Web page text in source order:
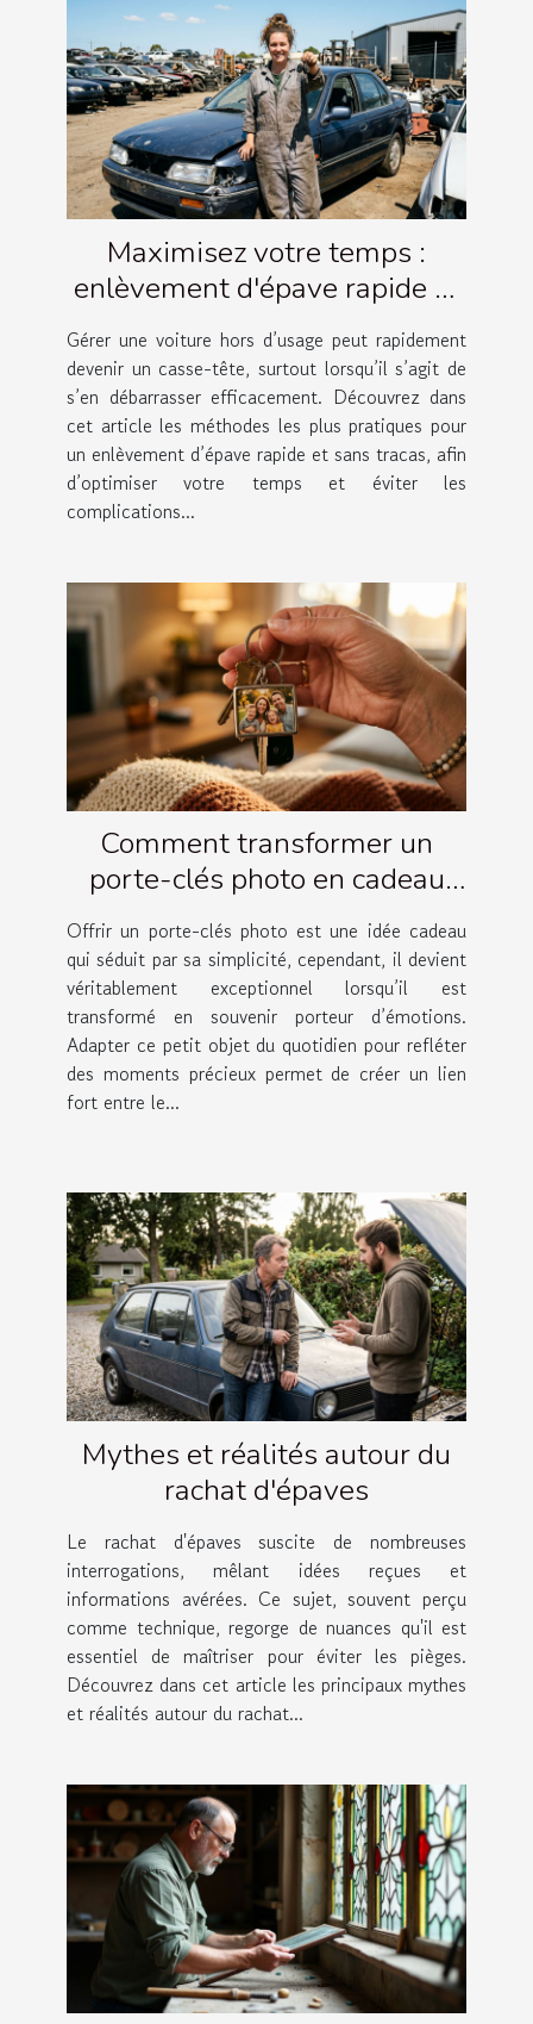
Maximisez votre temps :
enlèvement d'épave rapide et
simple
Gérer une voiture hors d’usage peut rapidement
devenir un casse-tête, surtout lorsqu’il s’agit de
s’en débarrasser efficacement. Découvrez dans
cet article les méthodes les plus pratiques pour
un enlèvement d’épave rapide et sans tracas, afin
d’optimiser votre temps et éviter les
complications...
Comment transformer un
porte-clés photo en cadeau
émotionnel ?
Offrir un porte-clés photo est une idée cadeau
qui séduit par sa simplicité, cependant, il devient
véritablement exceptionnel lorsqu’il est
transformé en souvenir porteur d’émotions.
Adapter ce petit objet du quotidien pour refléter
des moments précieux permet de créer un lien
fort entre le...
Mythes et réalités autour du
rachat d'épaves
Le rachat d'épaves suscite de nombreuses
interrogations, mêlant idées reçues et
informations avérées. Ce sujet, souvent perçu
comme technique, regorge de nuances qu'il est
essentiel de maîtriser pour éviter les pièges.
Découvrez dans cet article les principaux mythes
et réalités autour du rachat...